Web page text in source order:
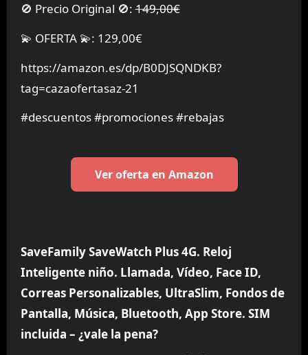
🚫 Precio Original 🚫:149,00€
💫 OFERTA 💫: 129,00€
https://amazon.es/dp/B0DJSQNDKB?
tag=cazaofertasaz-21
#descuentos #promociones #rebajas
Ver oferta en Amazon
SaveFamily SaveWatch Plus 4G. Reloj
Inteligente niño. Llamada, Vídeo, Face ID,
Correas Personalizables, UltraSlim, Fondos de
Pantalla, Música, Bluetooth, App Store. SIM
incluida – ¿vale la pena?